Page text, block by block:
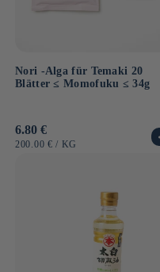
Nori -Alga für Temaki 20
Blätter ≤ Momofuku ≤ 34g
Normaler
Preis
6.80 €
GRUNDPREIS
200.00 € / PRO
KG